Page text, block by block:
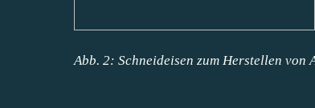
Abb. 2: Schneideisen zum Herstellen von